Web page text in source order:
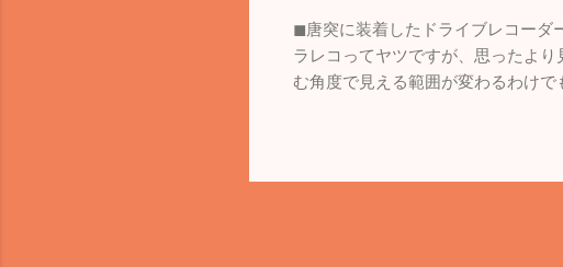
◼︎唐突に装着したドライブレコーダ
ラレコってヤツですが、思ったよ
む角度で見える範囲が変わるわけ